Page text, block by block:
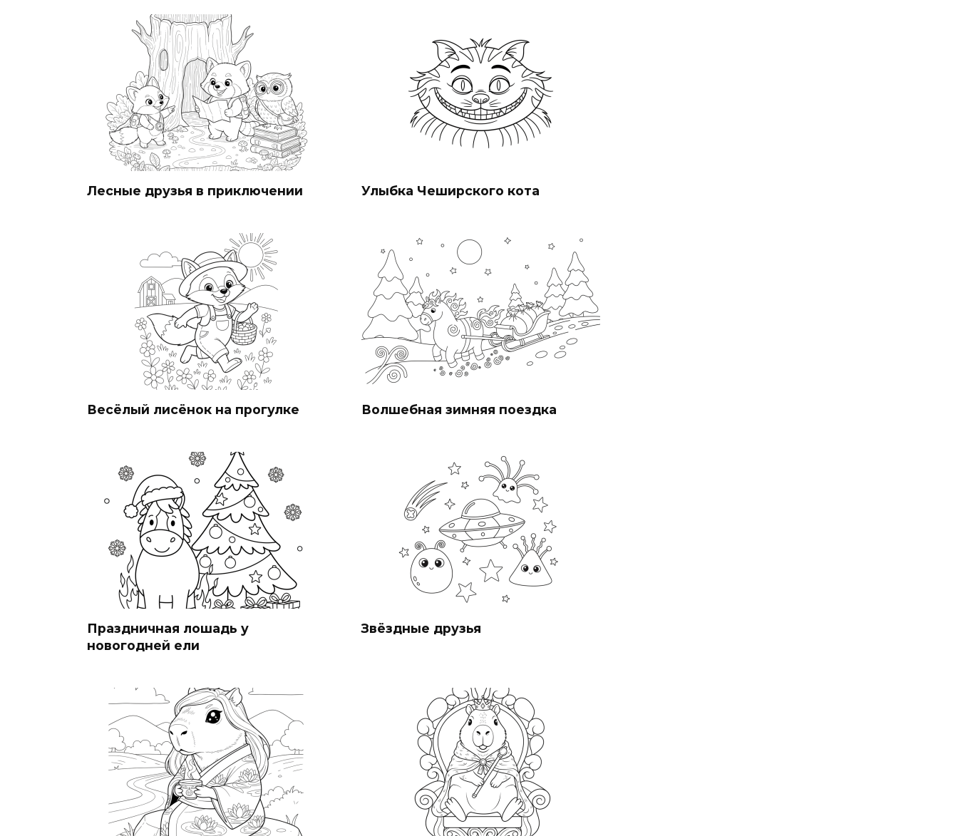
Лесные друзья в приключении Улыбка Чеширского кота
Весёлый лисёнок на прогулке Волшебная зимняя поездка
Праздничная лошадь у
новогодней ели
Звёздные друзья